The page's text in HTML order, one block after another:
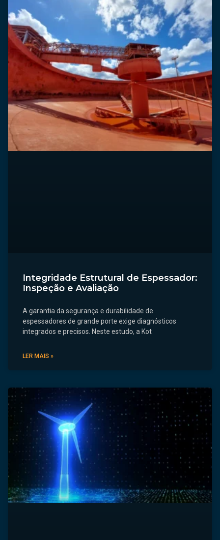
Integridade Estrutural de Espessador:
Inspeção e Avaliação
A garantia da segurança e durabilidade de
espessadores de grande porte exige diagnósticos
integrados e precisos. Neste estudo, a Kot
LER MAIS »